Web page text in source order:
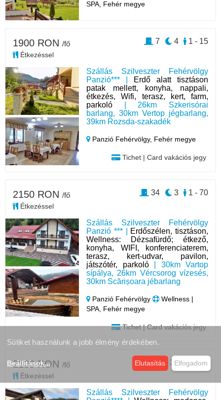
SPA, Fehér megye
Szállás Szilveszter Fehérvölgy
Panzió*** |
Erdő alatt tisztáson
patak mellett, konyha, nappali,
étkezés, Wifi, terasz, kert, farm,
parkoló | 26km Szkerisórai
barlang, 30km Vertop jégbarlang,
39km Rozsda-szakadék
Panzió Fehérvölgy, Fehér megye
Tichet | Card vakációs jegy
1900 RON /fő
Étkezéssel
1 - 15
4
7
Szállás Szilveszter Fehérvölgy
Panzió *** |
Erdőszélen, tisztáson,
Wellness: Dézsafürdő; étkező,
konyha, WIFI, konferenciaterem,
terasz, kert-udvar, pavilon,
játszótér, parkoló| 30km Vartop
sípálya, 26km Vércsorog vízesés,
30km Scărișoara jébarlang
Panzió Fehérvölgy
Wellness |
SPA, Fehér megye
Tichet | Card vakációs jegy
2150 RON /fő
Étkezéssel
1 - 70
3
34
Szállás Szilveszter Fehérvölgy
2100 RON /fő
Étkezéssel
1 - 100
3
36
Sütiket használunk a jobb élmény érdekében.
Beállítások... Elutasítás Elfogadom